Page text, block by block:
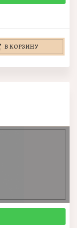
В КОРЗИНУ